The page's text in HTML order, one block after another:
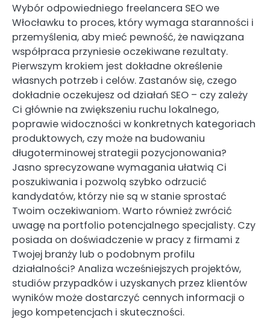
Wybór odpowiedniego freelancera SEO we
Włocławku to proces, który wymaga staranności i
przemyślenia, aby mieć pewność, że nawiązana
współpraca przyniesie oczekiwane rezultaty.
Pierwszym krokiem jest dokładne określenie
własnych potrzeb i celów. Zastanów się, czego
dokładnie oczekujesz od działań SEO – czy zależy
Ci głównie na zwiększeniu ruchu lokalnego,
poprawie widoczności w konkretnych kategoriach
produktowych, czy może na budowaniu
długoterminowej strategii pozycjonowania?
Jasno sprecyzowane wymagania ułatwią Ci
poszukiwania i pozwolą szybko odrzucić
kandydatów, którzy nie są w stanie sprostać
Twoim oczekiwaniom. Warto również zwrócić
uwagę na portfolio potencjalnego specjalisty. Czy
posiada on doświadczenie w pracy z firmami z
Twojej branży lub o podobnym profilu
działalności? Analiza wcześniejszych projektów,
studiów przypadków i uzyskanych przez klientów
wyników może dostarczyć cennych informacji o
jego kompetencjach i skuteczności.